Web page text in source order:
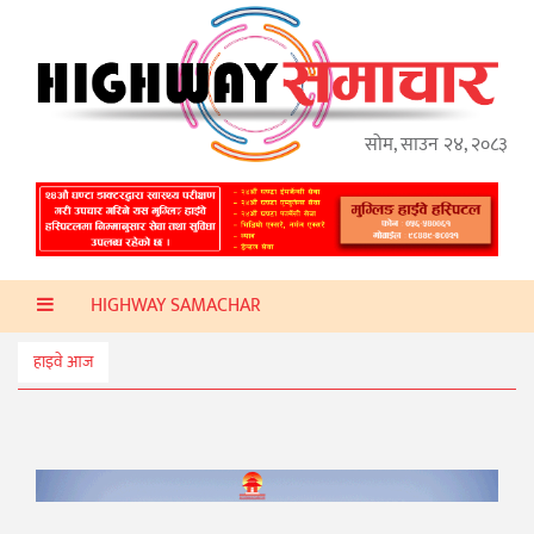
सोम, साउन २४, २०८३
गृहपृष्ठ
ताजा
समाचार
प्रदेश
प्रविधि
स्वास्थ्य
मनोरञ्जन
HIGHWAY SAMACHAR
हाइवे आज